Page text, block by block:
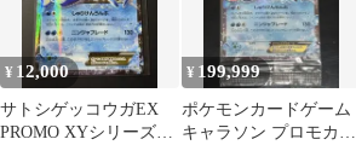
¥ 12,000
サトシゲッコウガEX
PROMO XYシリーズプ
¥ 199,999
ポケモンカードゲーム
キャラソン プロモカー